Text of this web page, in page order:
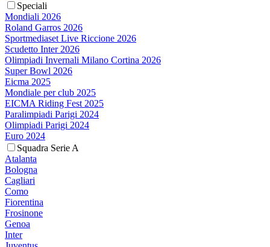
Speciali
Mondiali 2026
Roland Garros 2026
Sportmediaset Live Riccione 2026
Scudetto Inter 2026
Olimpiadi Invernali Milano Cortina 2026
Super Bowl 2026
Eicma 2025
Mondiale per club 2025
EICMA Riding Fest 2025
Paralimpiadi Parigi 2024
Olimpiadi Parigi 2024
Euro 2024
Squadra Serie A
Atalanta
Bologna
Cagliari
Como
Fiorentina
Frosinone
Genoa
Inter